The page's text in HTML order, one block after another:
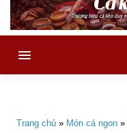
MENU
Trang chủ » Món cá ngon »